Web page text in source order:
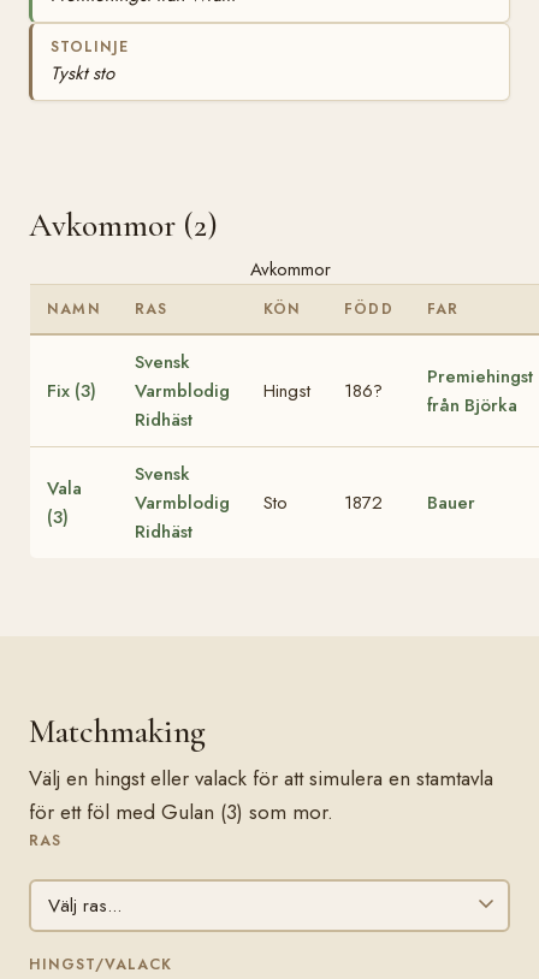
STOLINJE
Tyskt sto
Avkommor (2)
Avkommor
NAMN RAS KÖN FÖDD FAR
Fix (3)
Svensk
Varmblodig
Ridhäst
Hingst 186?
Premiehingst
från Björka
Vala
(3)
Svensk
Varmblodig
Ridhäst
Sto 1872 Bauer
Matchmaking
Välj en hingst eller valack för att simulera en stamtavla
för ett föl med Gulan (3) som mor.
RAS
HINGST/VALACK